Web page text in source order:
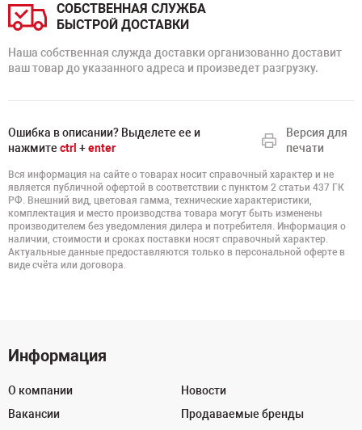
СОБСТВЕННАЯ СЛУЖБА
БЫСТРОЙ ДОСТАВКИ
Наша собственная служда доставки организованно доставит
ваш товар до указанного адреса и произведет разгрузку.
Ошибка в описании? Выделете ее и
нажмите ctrl +enter
Версия для
печати
Вся информация на сайте о товарах носит справочный характер и не
является публичной офертой в соответствии с пунктом 2 статьи 437 ГК
РФ. Внешний вид, цветовая гамма, технические характеристики,
комплектация и место производства товара могут быть изменены
производителем без уведомления дилера и потребителя. Информация о
наличии, стоимости и сроках поставки носят справочный характер.
Актуальные данные предоставляются только в персональной оферте в
виде счёта или договора.
Информация
О компании
Вакансии
Новости
Продаваемые бренды